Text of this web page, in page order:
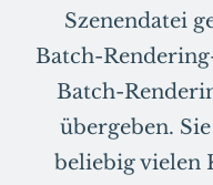
Szenendatei
Batch-
Batch-
übergeben.
beliebig vielen